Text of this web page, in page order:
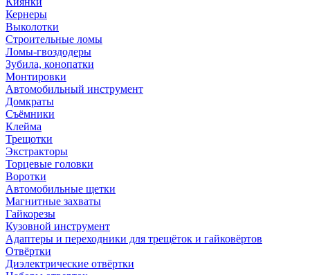
Кернеры
Выколотки
Строительные ломы
Ломы-гвоздодеры
Зубила, конопатки
Монтировки
Автомобильный инструмент
Домкраты
Съёмники
Клейма
Трещотки
Экстракторы
Торцевые головки
Воротки
Автомобильные щетки
Магнитные захваты
Гайкорезы
Кузовной инструмент
Адаптеры и переходники для трещёток и гайковёртов
Отвёртки
Диэлектрические отвёртки